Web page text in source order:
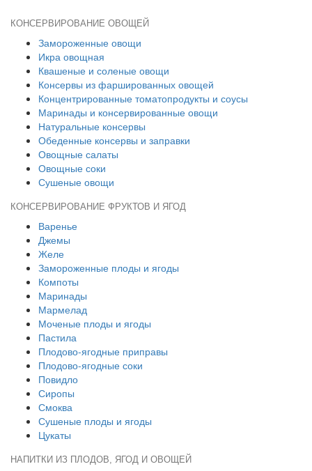
КОНСЕРВИРОВАНИЕ ОВОЩЕЙ
Замороженные овощи
Икра овощная
Квашеные и соленые овощи
Консервы из фаршированных овощей
Концентрированные томатопродукты и соусы
Маринады и консервированные овощи
Натуральные консервы
Обеденные консервы и заправки
Овощные салаты
Овощные соки
Сушеные овощи
КОНСЕРВИРОВАНИЕ ФРУКТОВ И ЯГОД
Варенье
Джемы
Желе
Замороженные плоды и ягоды
Компоты
Маринады
Мармелад
Моченые плоды и ягоды
Пастила
Плодово-ягодные приправы
Плодово-ягодные соки
Повидло
Сиропы
Смоква
Сушеные плоды и ягоды
Цукаты
НАПИТКИ ИЗ ПЛОДОВ, ЯГОД И ОВОЩЕЙ